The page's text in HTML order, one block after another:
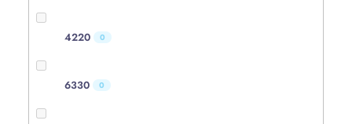
4220 0
6330 0